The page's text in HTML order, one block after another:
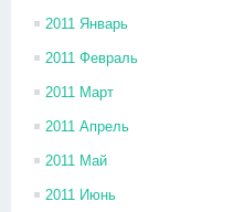
2011 Январь
2011 Февраль
2011 Март
2011 Апрель
2011 Май
2011 Июнь